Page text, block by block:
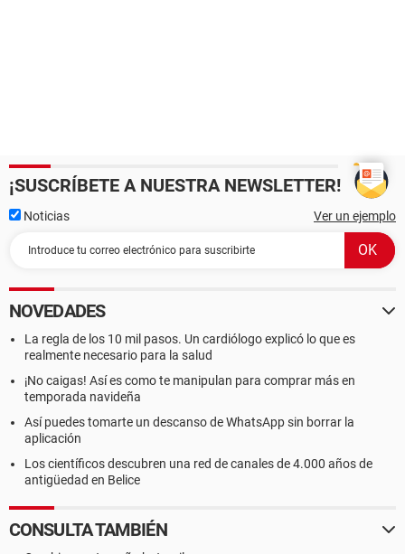
¡SUSCRÍBETE A NUESTRA NEWSLETTER!
Noticias Ver un ejemplo
NOVEDADES
La regla de los 10 mil pasos. Un cardiólogo explicó lo que es
realmente necesario para la salud
¡No caigas! Así es como te manipulan para comprar más en
temporada navideña
Así puedes tomarte un descanso de WhatsApp sin borrar la
aplicación
Los científicos descubren una red de canales de 4.000 años de
antigüedad en Belice
CONSULTA TAMBIÉN